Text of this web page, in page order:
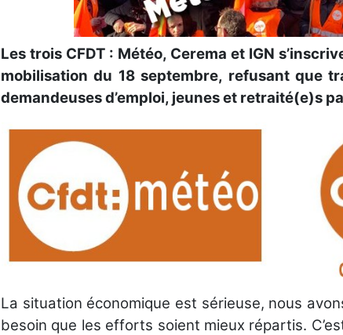
Les trois CFDT : Météo, Cerema et IGN
mobilisation du 18 septembre, refusant que
demandeuses d’emploi, jeunes et retraité(e)s
La situation économique est sérieuse, nous
besoin que les efforts soient mieux répartis.